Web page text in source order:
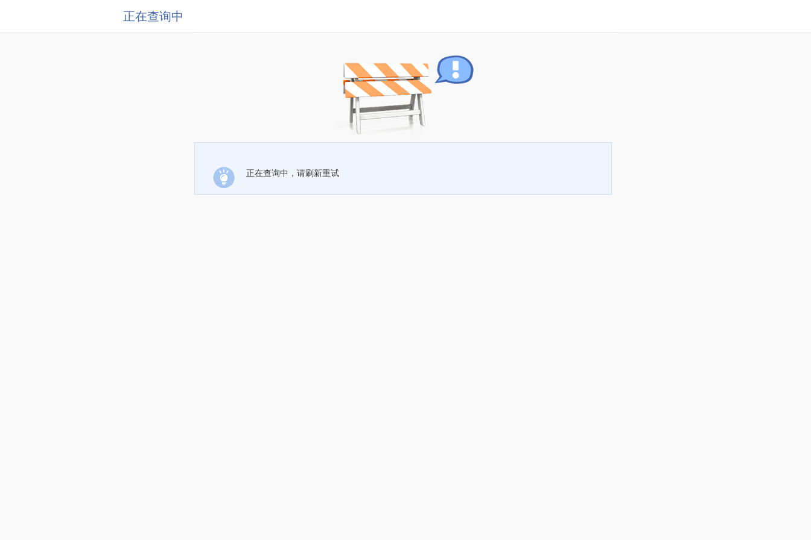
正在查询中
正在查询中，请刷新重试